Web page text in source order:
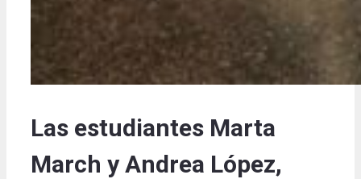
Las estudiantes Marta
March y Andrea López,